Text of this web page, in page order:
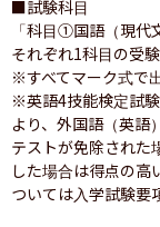
■試験科目
「科目①国語（現
それぞれ1科目の受験
※すべてマーク式で
※英語4技能検定試
より、外国語（英語
テストが免除された
した場合は得点の高
ついては入学試験要